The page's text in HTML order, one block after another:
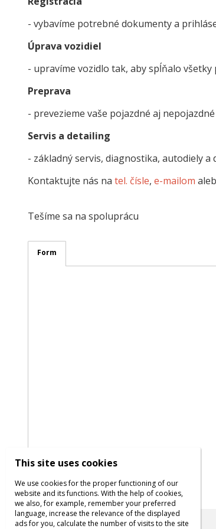
- vybavíme potrebné dokumenty a
Úprava vozidiel
- upravíme vozidlo tak, aby spĺňalo
Preprava
- prevezieme vaše pojazdné aj
Servis a detailing
- základný servis, diagnostika, autodiely a
Kontaktujte nás na tel. čísle, e-mailom
Tešíme sa na spoluprácu
Form
This site uses cookies
We use cookies for the proper functioning of our
website and its functions. With the help of cookies,
we also, for example, remember your preferred
language, increase the relevance of the displayed
ads for you, calculate the number of visits to the site